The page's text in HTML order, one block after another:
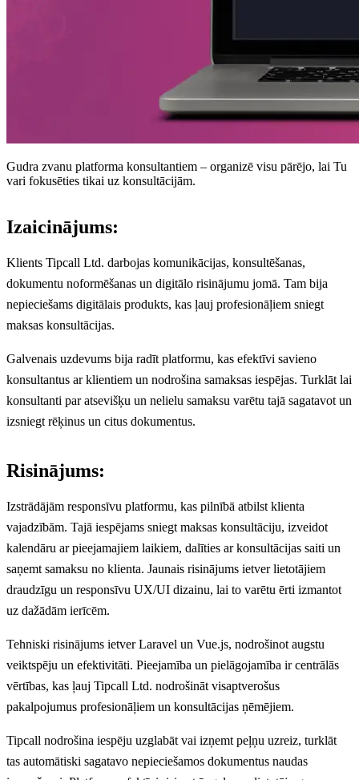
Gudra zvanu platforma konsultantiem – organizē visu pārējo, lai Tu
vari fokusēties tikai uz konsultācijām.
Izaicinājums:
Klients Tipcall Ltd. darbojas komunikācijas, konsultēšanas,
dokumentu noformēšanas un digitālo risinājumu jomā. Tam bija
nepieciešams digitālais produkts, kas ļauj profesionāļiem sniegt
maksas konsultācijas.
Galvenais uzdevums bija radīt platformu, kas efektīvi savieno
konsultantus ar klientiem un nodrošina samaksas iespējas. Turklāt lai
konsultanti par atsevišķu un nelielu samaksu varētu tajā sagatavot un
izsniegt rēķinus un citus dokumentus.
Risinājums:
Izstrādājām responsīvu platformu, kas pilnībā atbilst klienta
vajadzībām. Tajā iespējams sniegt maksas konsultāciju, izveidot
kalendāru ar pieejamajiem laikiem, dalīties ar konsultācijas saiti un
saņemt samaksu no klienta. Jaunais risinājums ietver lietotājiem
draudzīgu un responsīvu UX/UI dizainu, lai to varētu ērti izmantot
uz dažādām ierīcēm.
Tehniski risinājums ietver Laravel un Vue.js, nodrošinot augstu
veiktspēju un efektivitāti. Pieejamība un pielāgojamība ir centrālās
vērtības, kas ļauj Tipcall Ltd. nodrošināt visaptverošus
pakalpojumus profesionāļiem un konsultācijas ņēmējiem.
Tipcall nodrošina iespēju uzglabāt vai izņemt peļņu uzreiz, turklāt
tas automātiski sagatavo nepieciešamos dokumentus naudas